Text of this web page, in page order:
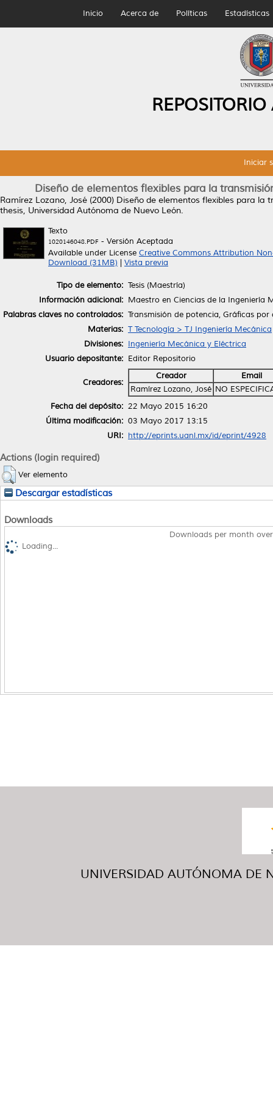
Inicio Acerca de Políticas Estadísticas
Iniciar
Diseño de elementos flexibles para la
Ramírez Lozano, José (2000) Diseño de elementos flexibles para la
thesis, Universidad Autónoma de Nuevo León.
Texto
1020146048.PDF - Versión Aceptada
Available under License Creative Commons Attribution
Download (31MB)
Vista previa
Tipo de elemento: Tesis (Maestría)
Información adicional: Maestro en Ciencias de la Ingeniería
Palabras claves no controlados: Transmisión de potencia, Gráficas
Materias: T Tecnología > TJ Ingeniería Mecánica
Divisiones: Ingeniería Mecánica y Eléctrica
Usuario depositante: Editor Repositorio
Creadores:
Creador
Email
Ramírez Lozano, José NO
Fecha del depósito: 22 Mayo 2015 16:20
Última modificación: 03 Mayo 2017 13:15
URI: http://eprints.uanl.mx/id/eprint/4928
Actions (login required)
Ver elemento
Descargar estadísticas
Downloads
Downloads per month
Loading...
UNIVERSIDAD AUTÓNOMA DE